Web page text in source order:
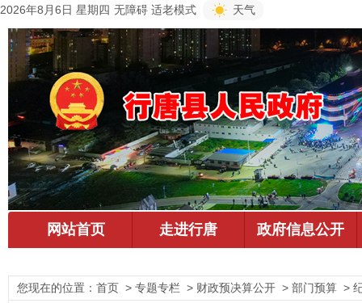
2026年8月6日 星期四 无障碍 适老模式 天气
您现在的位置： 首页 > 专题专栏 > 财政预决算公开 > 部门预算 >